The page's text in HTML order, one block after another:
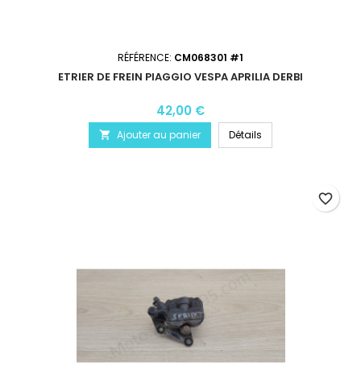
RÉFÉRENCE: CM068301 #1
ETRIER DE FREIN PIAGGIO VESPA APRILIA DERBI
42,00 €
 Ajouter au panier Détails
favorite_border